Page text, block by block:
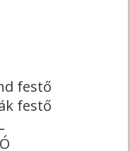
festő
festő